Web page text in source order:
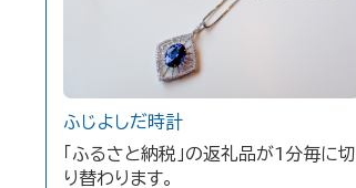
ふじよしだ時計
「ふるさと納税」の返礼品が1分毎に切
り替わります。